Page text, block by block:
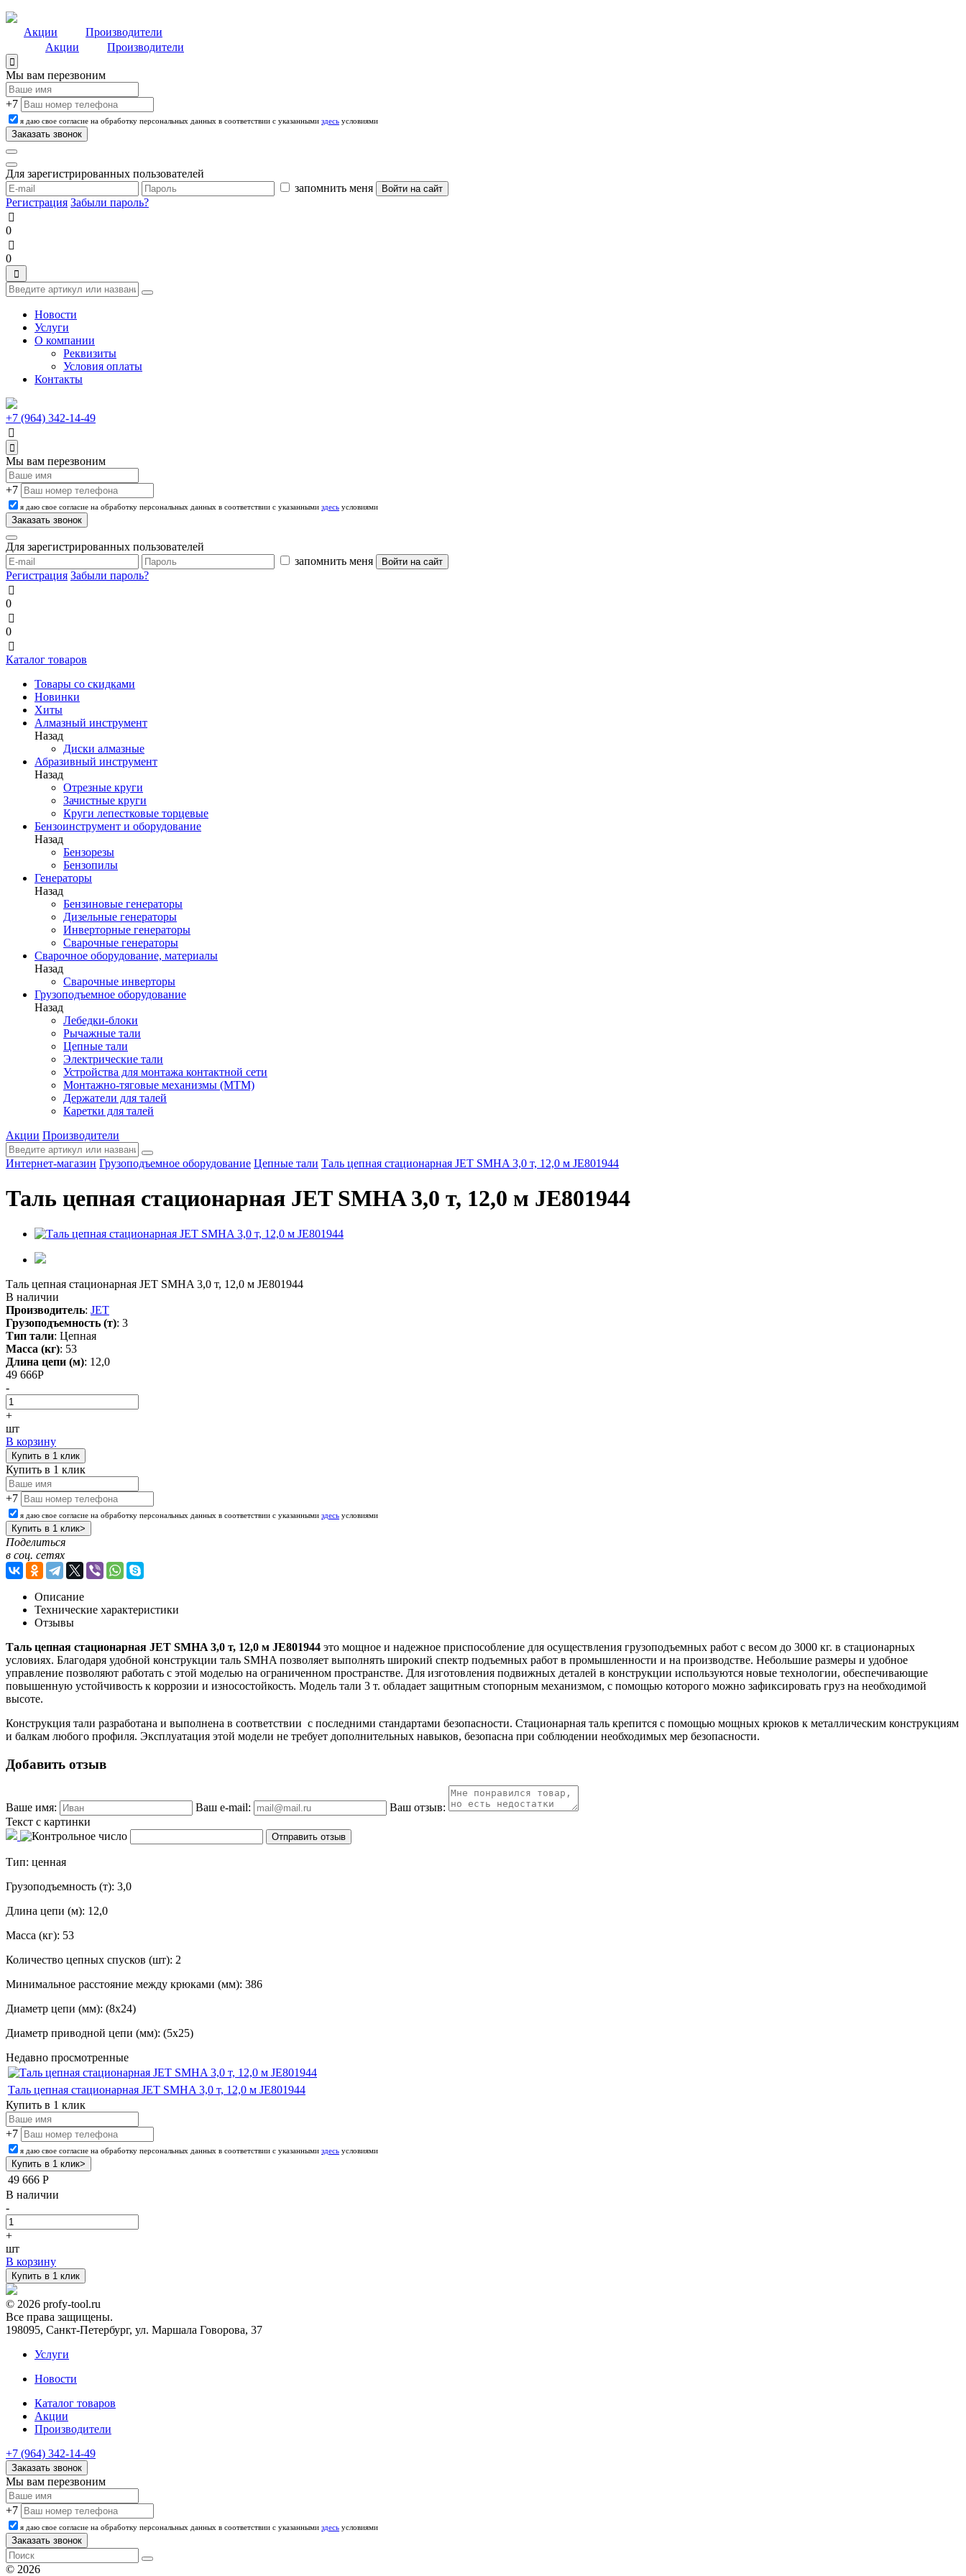
Акции
Производители
Акции
Производители
Мы вам перезвоним
+7
я даю свое согласие на обработку персональных данных в соответствии с указанными здесь условиями
Для зарегистрированных пользователей
запомнить меня
Регистрация Забыли пароль?
0
0
Новости
Услуги
О компании
Реквизиты
Условия оплаты
Контакты
+7 (964) 342-14-49
Мы вам перезвоним
+7
я даю свое согласие на обработку персональных данных в соответствии с указанными здесь условиями
Для зарегистрированных пользователей
запомнить меня
Регистрация Забыли пароль?
0
0
Каталог товаров
Товары со скидками
Новинки
Хиты
Алмазный инструмент
Назад
Диски алмазные
Абразивный инструмент
Назад
Отрезные круги
Зачистные круги
Круги лепестковые торцевые
Бензоинструмент и оборудование
Назад
Бензорезы
Бензопилы
Генераторы
Назад
Бензиновые генераторы
Дизельные генераторы
Инверторные генераторы
Сварочные генераторы
Сварочное оборудование, материалы
Назад
Сварочные инверторы
Грузоподъемное оборудование
Назад
Лебедки-блоки
Рычажные тали
Цепные тали
Электрические тали
Устройства для монтажа контактной сети
Монтажно-тяговые механизмы (МТМ)
Держатели для талей
Каретки для талей
Акции Производители
Интернет-магазин Грузоподъемное оборудование Цепные тали Таль цепная стационарная JET SMHA 3,0 т, 12,0 м JE801944
Таль цепная стационарная JET SMHA 3,0 т, 12,0 м JE801944
Таль цепная стационарная JET SMHA 3,0 т, 12,0 м JE801944
В наличии
Производитель: JET
Грузоподъемность (т): 3
Тип тали: Цепная
Масса (кг): 53
Длина цепи (м): 12,0
49 666Р
-
+
шт
В корзину
Купить в 1 клик
Купить в 1 клик
+7
я даю свое согласие на обработку персональных данных в соответствии с указанными здесь условиями
Поделиться
в соц. сетях
Описание
Технические характеристики
Отзывы
Таль цепная стационарная JET SMHA 3,0 т, 12,0 м JE801944 это мощное и надежное приспособление для осуществления грузоподъемных работ с весом до 3000 кг. в стационарных
условиях. Благодаря удобной конструкции таль SMHA позволяет выполнять широкий спектр подъемных работ в промышленности и на производстве. Небольшие размеры и удобное
управление позволяют работать с этой моделью на ограниченном пространстве. Для изготовления подвижных деталей в конструкции используются новые технологии, обеспечивающие
повышенную устойчивость к коррозии и износостойкость. Модель тали 3 т. обладает защитным стопорным механизмом, с помощью которого можно зафиксировать груз на необходимой
высоте.
Конструкция тали разработана и выполнена в соответствии с последними стандартами безопасности. Стационарная таль крепится с помощью мощных крюков к металлическим конструкциям
и балкам любого профиля. Эксплуатация этой модели не требует дополнительных навыков, безопасна при соблюдении необходимых мер безопасности.
Добавить отзыв
Ваше имя: Ваш e-mail:
Ваш отзыв:
Текст с картинки
Тип: ценная
Грузоподъемность (т): 3,0
Длина цепи (м): 12,0
Масса (кг): 53
Количество цепных спусков (шт): 2
Минимальное расстояние между крюками (мм): 386
Диаметр цепи (мм): (8х24)
Диаметр приводной цепи (мм): (5х25)
Недавно просмотренные
Таль цепная стационарная JET SMHA 3,0 т, 12,0 м JE801944
Купить в 1 клик
+7
я даю свое согласие на обработку персональных данных в соответствии с указанными здесь условиями
49 666 Р
В наличии
-
+
шт
В корзину
Купить в 1 клик
© 2026 profy-tool.ru
Все права защищены.
198095, Санкт-Петербург, ул. Маршала Говорова, 37
Услуги
Новости
Каталог товаров
Акции
Производители
+7 (964) 342-14-49
Заказать звонок
Мы вам перезвоним
+7
я даю свое согласие на обработку персональных данных в соответствии с указанными здесь условиями
© 2026